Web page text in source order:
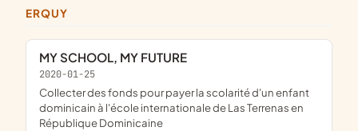
ERQUY
MY SCHOOL, MY FUTURE
2020-01-25
collecter des fonds pour payer la scolarité d'un enfant
dominicain à l'école internationale de Las Terrenas en
République Dominicaine